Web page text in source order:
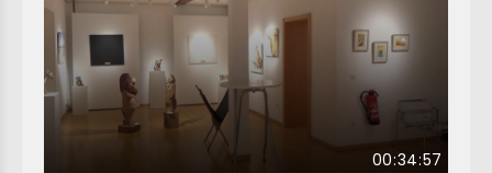
00:34:57